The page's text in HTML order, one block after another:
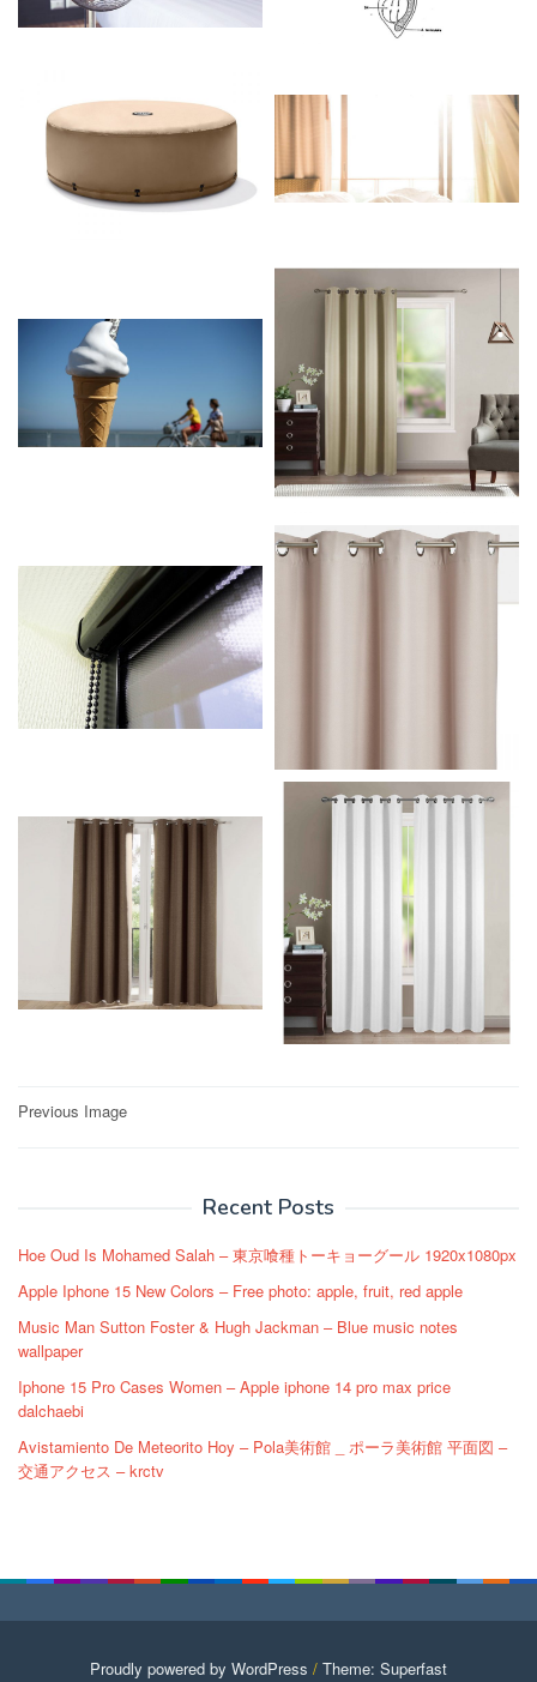
Post
Previous Image
Recent Posts
Hoe Oud Is Mohamed Salah – 東京喰種トーキョーグール 1920x1080px
Apple Iphone 15 New Colors – Free photo: apple, fruit, red apple
Music Man Sutton Foster & Hugh Jackman – Blue music notes
wallpaper
Iphone 15 Pro Cases Women – Apple iphone 14 pro max price
dalchaebi
Avistamiento De Meteorito Hoy – Pola美術館 _ ポーラ美術館 平面図 –
交通アクセス – krctv
Proudly powered by WordPress / Theme: Superfast